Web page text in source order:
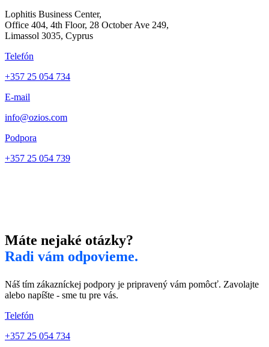
Lophitis Business Center,
Office 404, 4th Floor, 28 October Ave 249,
Limassol 3035, Cyprus
Telefón
+357 25 054 734
E-mail
info@ozios.com
Podpora
+357 25 054 739
Máte nejaké otázky?
Radi vám odpovieme.
Náš tím zákazníckej podpory je pripravený vám pomôcť. Zavolajte
alebo napíšte - sme tu pre vás.
Telefón
+357 25 054 734